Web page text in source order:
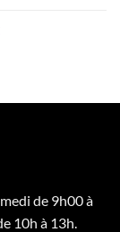
de 9h00 à
10h à 13h.